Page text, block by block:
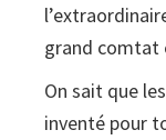
grand comtat
On sait que
inventé pour